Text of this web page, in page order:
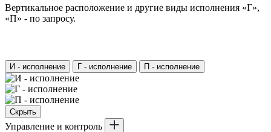
Вертикальное расположение и другие виды исполнения «Г»,
«П» - по запросу.
И - исполнение Г - исполнение П - исполнение
Скрыть
Управление и контроль